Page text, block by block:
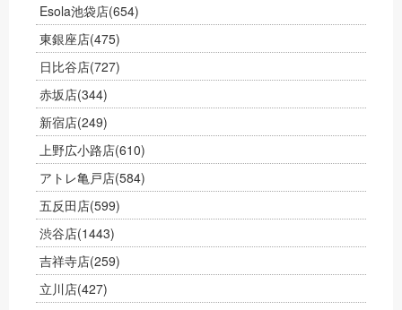
Esola池袋店(654)
東銀座店(475)
日比谷店(727)
赤坂店(344)
新宿店(249)
上野広小路店(610)
アトレ亀戸店(584)
五反田店(599)
渋谷店(1443)
吉祥寺店(259)
立川店(427)